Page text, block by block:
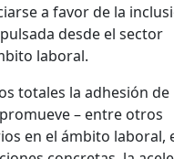
a favor de la
desde el sector
laboral.
totales la adhesión de
– entre otros
en el ámbito laboral,